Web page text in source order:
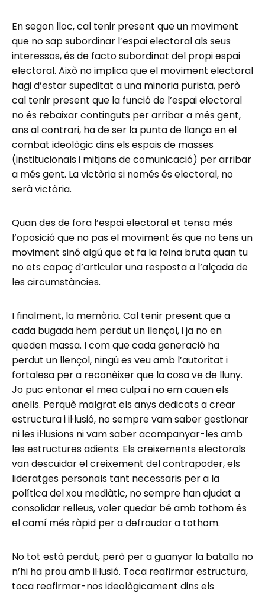
En segon lloc, cal tenir present que un moviment
que no sap subordinar l’espai electoral als seus
interessos, és de facto subordinat del propi espai
electoral. Això no implica que el moviment electoral
hagi d’estar supeditat a una minoria purista, però
cal tenir present que la funció de l’espai electoral
no és rebaixar continguts per arribar a més gent,
ans al contrari, ha de ser la punta de llança en el
combat ideològic dins els espais de masses
(institucionals i mitjans de comunicació) per arribar
a més gent. La victòria si només és electoral, no
serà victòria.
Quan des de fora l’espai electoral et tensa més
l’oposició que no pas el moviment és que no tens un
moviment sinó algú que et fa la feina bruta quan tu
no ets capaç d’articular una resposta a l’alçada de
les circumstàncies.
I finalment, la memòria. Cal tenir present que a
cada bugada hem perdut un llençol, i ja no en
queden massa. I com que cada generació ha
perdut un llençol, ningú es veu amb l’autoritat i
fortalesa per a reconèixer que la cosa ve de lluny.
Jo puc entonar el mea culpa i no em cauen els
anells. Perquè malgrat els anys dedicats a crear
estructura i il·lusió, no sempre vam saber gestionar
ni les il·lusions ni vam saber acompanyar-les amb
les estructures adients. Els creixements electorals
van descuidar el creixement del contrapoder, els
lideratges personals tant necessaris per a la
política del xou mediàtic, no sempre han ajudat a
consolidar relleus, voler quedar bé amb tothom és
el camí més ràpid per a defraudar a tothom.
No tot està perdut, però per a guanyar la batalla no
n’hi ha prou amb il·lusió. Toca reafirmar estructura,
toca reafirmar-nos ideològicament dins els